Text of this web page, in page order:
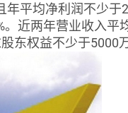
平均净利润不少
近两年营业收入
东权益不少于5000